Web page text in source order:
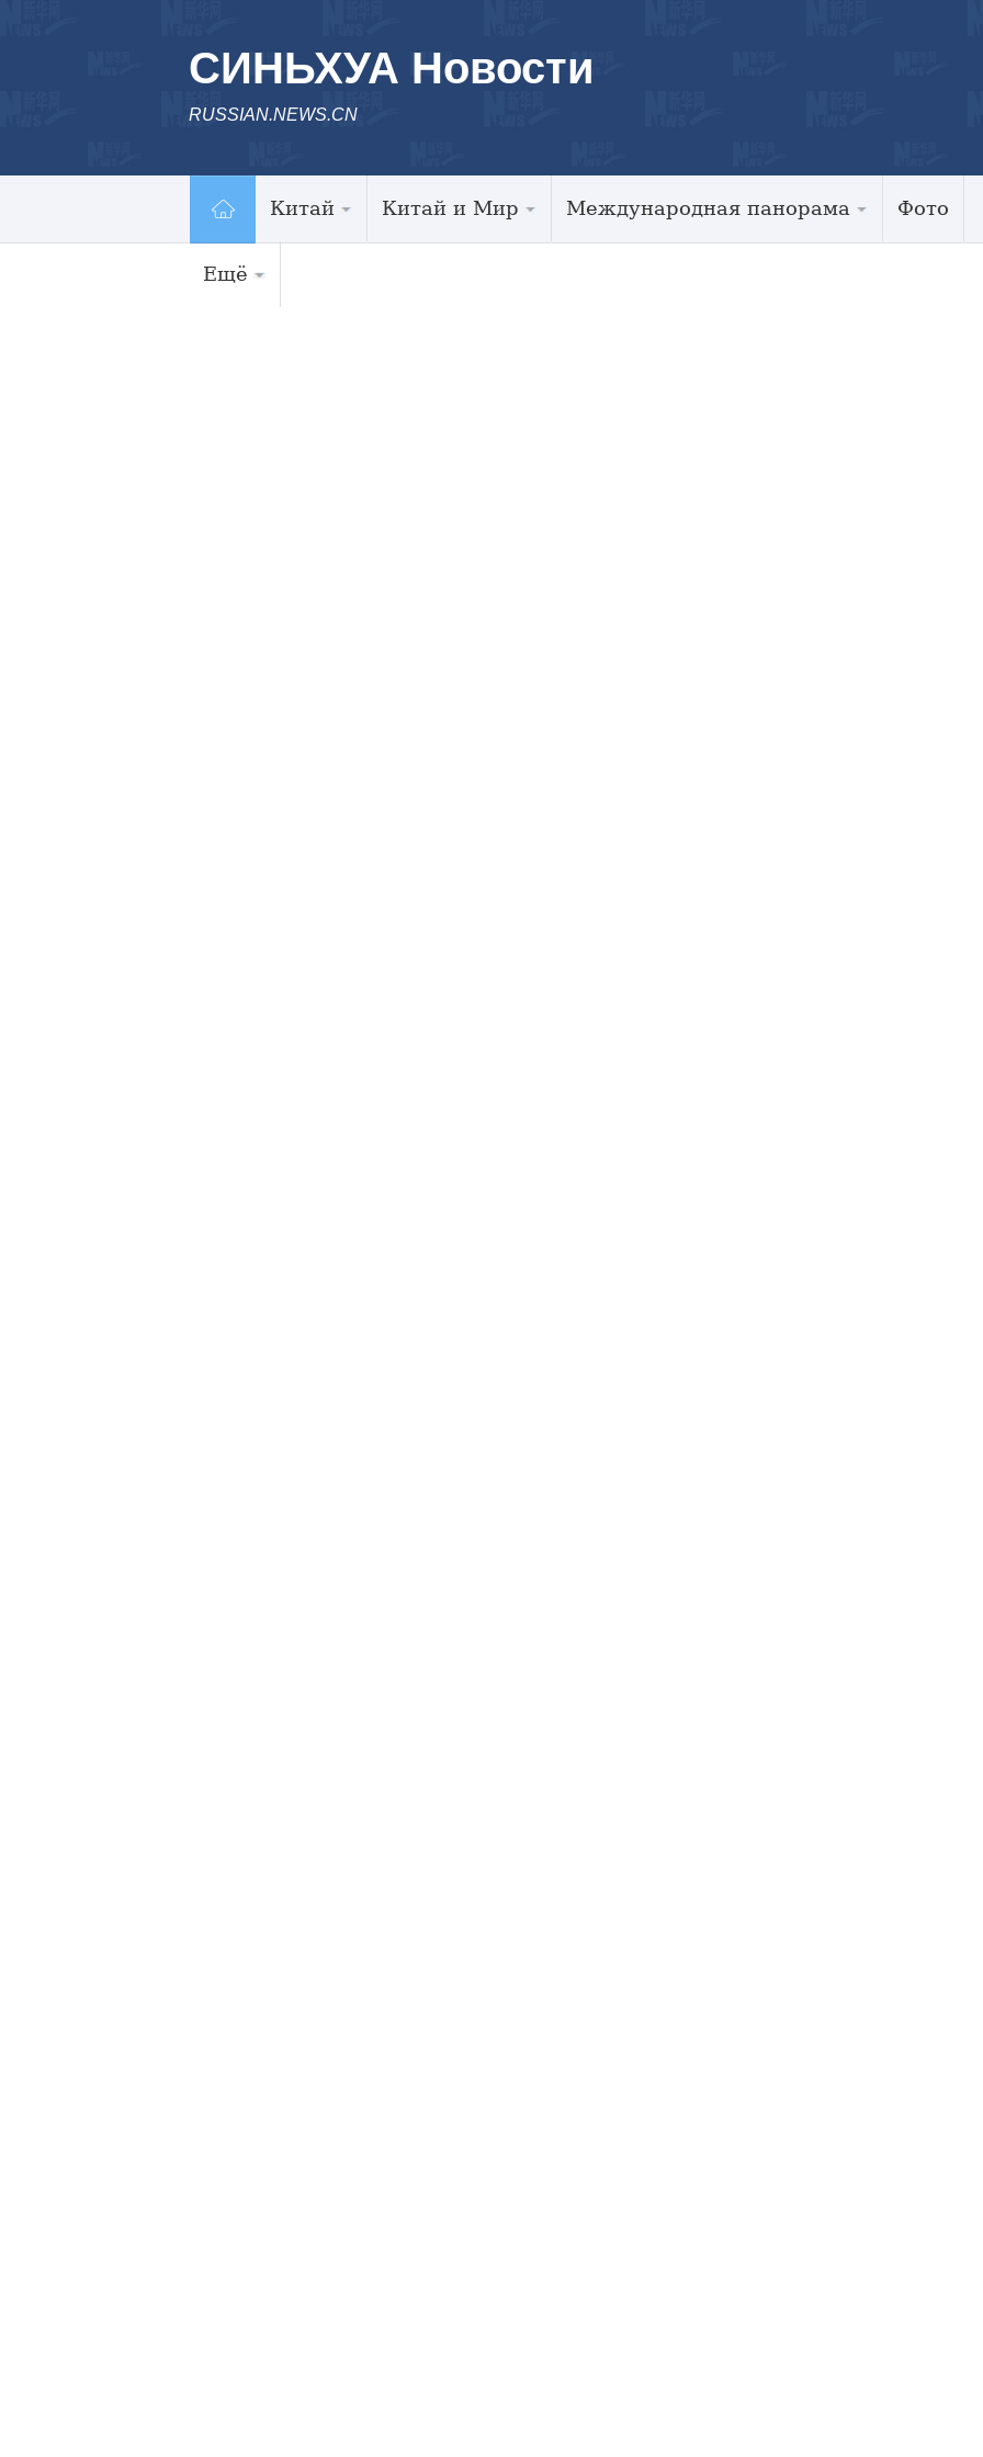
СИНЬХУА Новости
RUSSIAN.NEWS.CN
Китай Китай и Мир Международная панорама Фото
Ещё